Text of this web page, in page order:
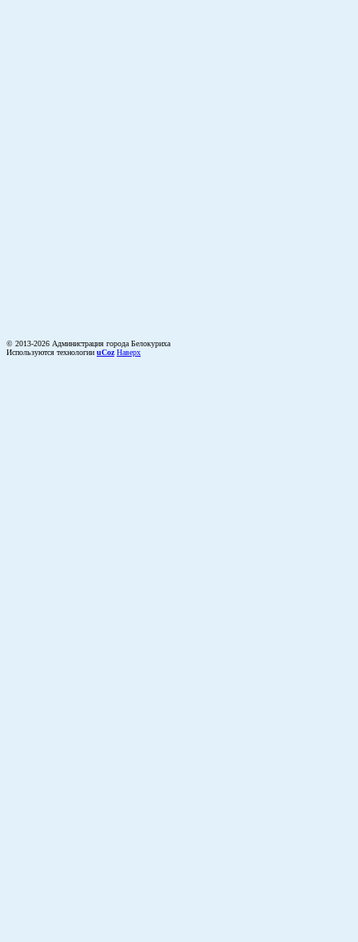
© 2013-2026 Администрация города Белокуриха
Используются технологии uCoz Наверх